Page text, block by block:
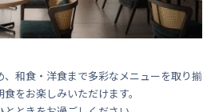
和食・洋食まで多彩なメニューを取り揃
をお楽しみいただけます。